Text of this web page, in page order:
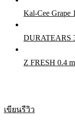
Kal-Cee
Z FRESH 0.4
เขียนรีวิว